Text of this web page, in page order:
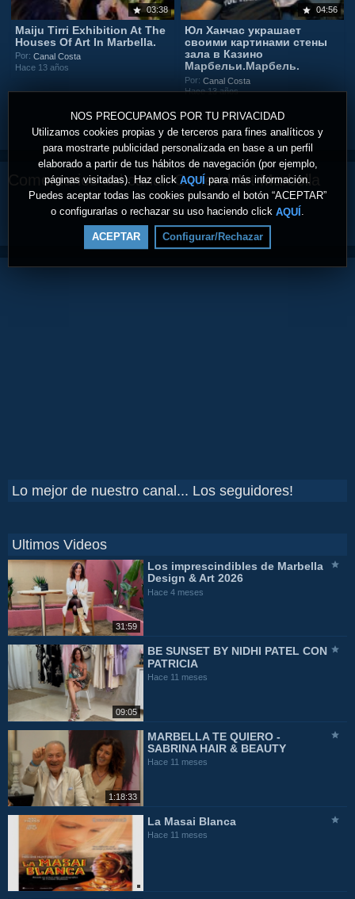
NOS PREOCUPAMOS POR TU PRIVACIDAD
Utilizamos cookies propias y de terceros para fines analíticos y
para mostrarte publicidad personalizada en base a un perfil
elaborado a partir de tus hábitos de navegación (por ejemplo,
páginas visitadas). Haz click AQUÍ para más información.
Puedes aceptar todas las cookies pulsando el botón “ACEPTAR”
o configurarlas o rechazar su uso haciendo click AQUÍ .
ACEPTAR Configurar/Rechazar
03:38
Maiju Tirri Exhibition At The
Houses Of Art In Marbella.
Por:Canal Costa
Hace 13 años
04:56
Юл Ханчас украшает
своими картинами стены
зала в Казино
Марбельи.Марбель.
Por:Canal Costa
Hace 13 años
Comentarios del canal: General Art Marbella
Lo mejor de nuestro canal... Los seguidores!
Ultimos Videos
31:59
Los imprescindibles de Marbella
Design & Art 2026
Hace 4 meses
09:05
BE SUNSET BY NIDHI PATEL CON
PATRICIA
Hace 11 meses
1:18:33
MARBELLA TE QUIERO -
SABRINA HAIR & BEAUTY
Hace 11 meses
La Masai Blanca
Hace 11 meses